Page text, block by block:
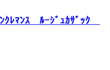
ﾚﾏﾝｽ ﾙｰｼﾞｭｶｻﾞｯｸ